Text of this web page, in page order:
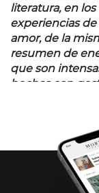
literatura, en los
experiencias de
amor, de la
resumen de
que son
hechas con
Agradecemos
por la